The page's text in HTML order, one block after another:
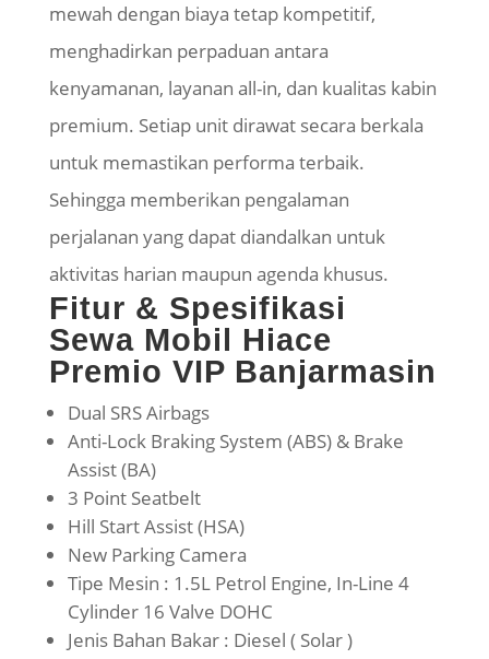
mewah dengan biaya tetap kompetitif,
menghadirkan perpaduan antara
kenyamanan, layanan all-in, dan kualitas kabin
premium. Setiap unit dirawat secara berkala
untuk memastikan performa terbaik.
Sehingga memberikan pengalaman
perjalanan yang dapat diandalkan untuk
aktivitas harian maupun agenda khusus.
Fitur & Spesifikasi
Sewa Mobil Hiace
Premio VIP Banjarmasin
Dual SRS Airbags
Anti-Lock Braking System (ABS) & Brake
Assist (BA)
3 Point Seatbelt
Hill Start Assist (HSA)
New Parking Camera
Tipe Mesin : 1.5L Petrol Engine, In-Line 4
Cylinder 16 Valve DOHC
Jenis Bahan Bakar : Diesel ( Solar )